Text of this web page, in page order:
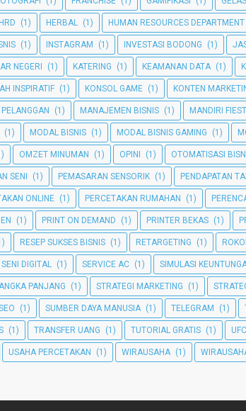
HRD (1) HERBAL (1) HUMAN RESOURCES DEPARTMENT
(1) INSTAGRAM (1) INVESTASI BODONG (1)
NEGERI (1) KATERING (1) KEAMANAN DATA (1)
INSPIRATIF (1) KONSOL GAME (1) KONTEN
(1) MANAJEMEN BISNIS (1) MANDIRI
(1) MODAL BISNIS (1) MODAL BISNIS GAMING (1)
OMZET MINUMAN (1) OPINI (1) OTOMATISASI
SENI (1) PEMASARAN SENSORIK (1) PENDAPATAN
ONLINE (1) PERCETAKAN RUMAHAN (1)
(1) PRINT ON DEMAND (1) PRINTER BEKAS (1)
RESEP SUKSES BISNIS (1) RETARGETING (1)
SENI DIGITAL (1) SERVICE AC (1) SIMULASI
PANJANG (1) STRATEGI MARKETING (1)
(1) SUMBER DAYA MANUSIA (1) TELEGRAM (1)
(1) TRANSFER UANG (1) TUTORIAL GRATIS (1) UFC
USAHA PERCETAKAN (1) WIRAUSAHA (1)